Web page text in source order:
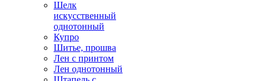
Шелк
искусственный
однотонный
Купро
Шитье, прошва
Лен с принтом
Лен однотонный